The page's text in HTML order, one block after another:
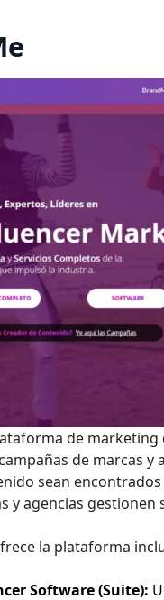
de
de marcas y
sean
y agencias gestionen
la plataforma
Software (Suite):